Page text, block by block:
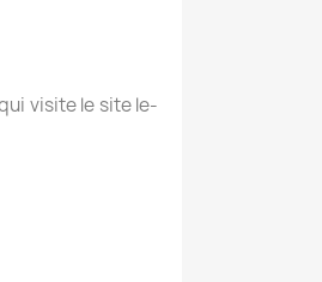
visite le site le-